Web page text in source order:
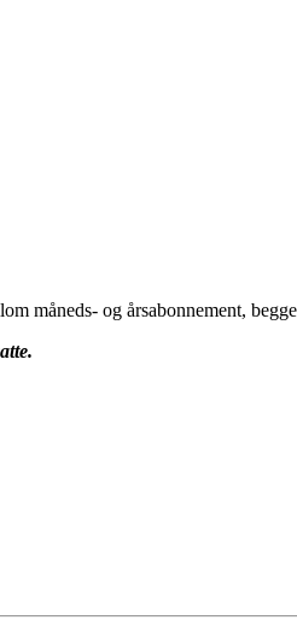
måneds- og årsabonnement,